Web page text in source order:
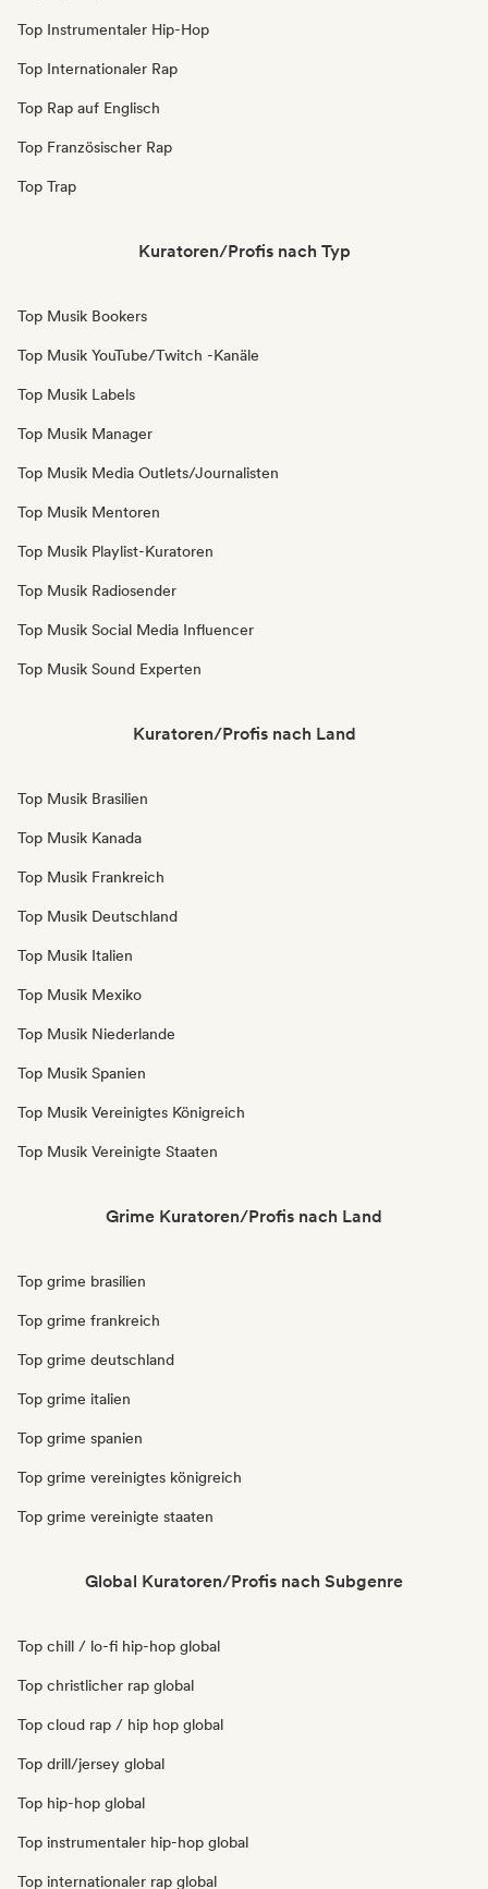
Top Instrumentaler Hip-Hop
Top Internationaler Rap
Top Rap auf Englisch
Top Französischer Rap
Top Trap
Kuratoren/Profis nach Typ
Top Musik Bookers
Top Musik YouTube/Twitch -Kanäle
Top Musik Labels
Top Musik Manager
Top Musik Media Outlets/Journalisten
Top Musik Mentoren
Top Musik Playlist-Kuratoren
Top Musik Radiosender
Top Musik Social Media Influencer
Top Musik Sound Experten
Kuratoren/Profis nach Land
Top Musik Brasilien
Top Musik Kanada
Top Musik Frankreich
Top Musik Deutschland
Top Musik Italien
Top Musik Mexiko
Top Musik Niederlande
Top Musik Spanien
Top Musik Vereinigtes Königreich
Top Musik Vereinigte Staaten
Grime Kuratoren/Profis nach Land
Top grime brasilien
Top grime frankreich
Top grime deutschland
Top grime italien
Top grime spanien
Top grime vereinigtes königreich
Top grime vereinigte staaten
Global Kuratoren/Profis nach Subgenre
Top chill / lo-fi hip-hop global
Top christlicher rap global
Top cloud rap / hip hop global
Top drill/jersey global
Top hip-hop global
Top instrumentaler hip-hop global
Top internationaler rap global